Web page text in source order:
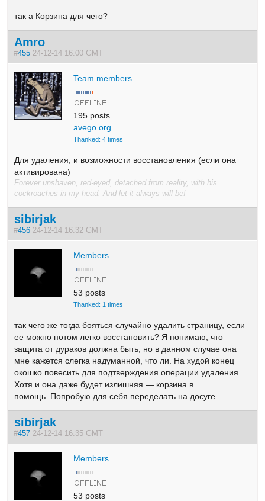
так а Корзина для чего?
Amro
#455 24-12-14 16:00 GMT
Team members
195 posts
avego.org
Thanked: 4 times
Для удаления, и возможности восстановления (если она
активирована)
Forever unshaven, red-eyed, detached from reality, with his
cockroaches in my head. And let it always will be!
sibirjak
#456 24-12-14 16:32 GMT
Members
53 posts
Thanked: 1 times
так чего же тогда бояться случайно удалить страницу, если
ее можно потом легко восстановить? Я понимаю, что
защита от дураков должна быть, но в данном случае она
мне кажется слегка надуманной, что ли. На худой конец
окошко повесить для подтверждения операции удаления.
Хотя и она даже будет излишняя — корзина в
помощь. Попробую для себя переделать на досуге.
sibirjak
#457 24-12-14 16:35 GMT
Members
53 posts